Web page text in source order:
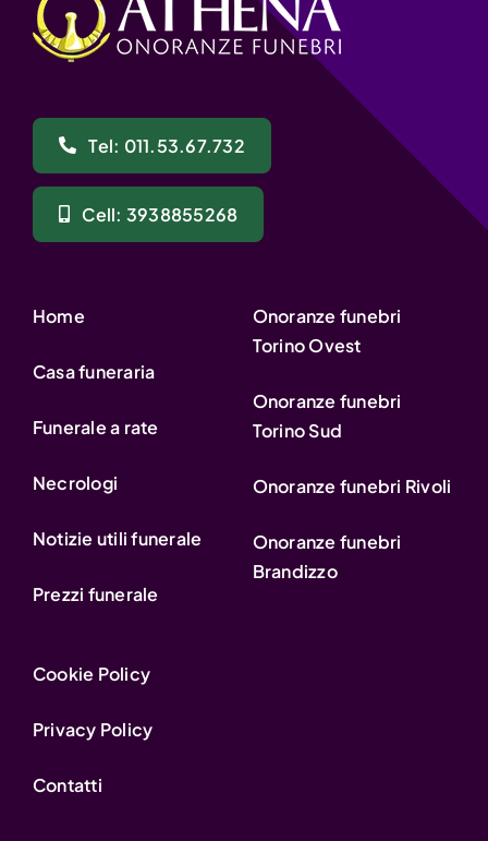
Tel: 011.53.67.732
Cell: 3938855268
Home
Casa funeraria
Funerale a rate
Necrologi
Notizie utili funerale
Prezzi funerale
Onoranze funebri
Torino Ovest
Onoranze funebri
Torino Sud
Onoranze funebri Rivoli
Onoranze funebri
Brandizzo
Cookie Policy
Privacy Policy
Contatti